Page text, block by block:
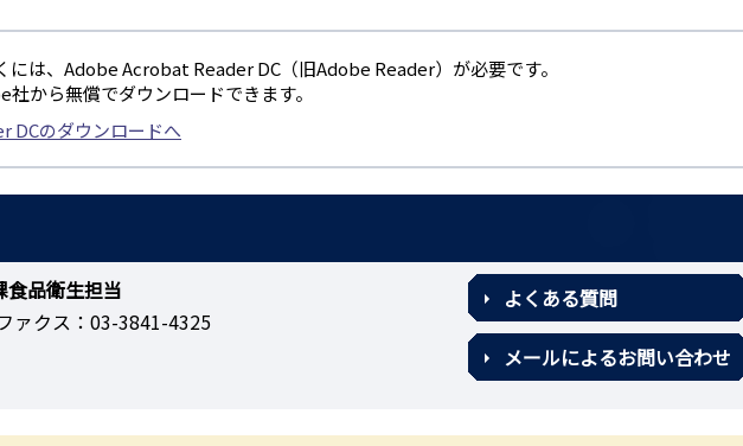
には、Adobe Acrobat Reader DC（旧Adobe Reader）が必要です。
から無償でダウンロードできます。
DCのダウンロードへ
品衛生担当
ァクス：03-3841-4325
よくある質問
メールによるお問い合わせ